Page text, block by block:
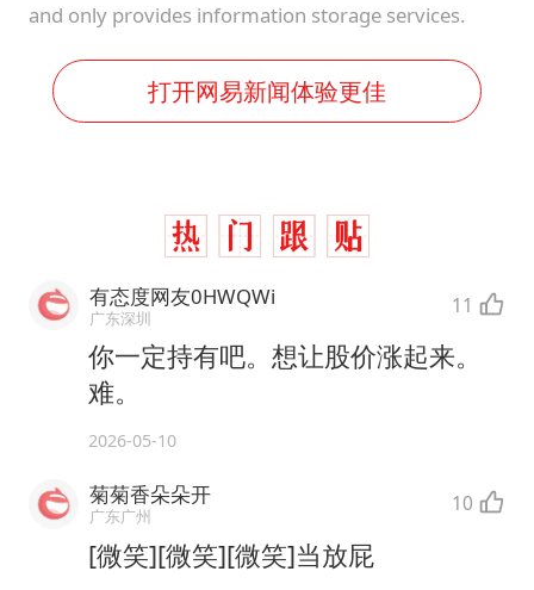
and only provides information storage services.
打开网易新闻体验更佳
有态度网友0HWQWi
广东深圳 11
你一定持有吧。想让股价涨起来。
难。
2026-05-10
菊菊香朵朵开
广东广州 10
[微笑][微笑][微笑]当放屁